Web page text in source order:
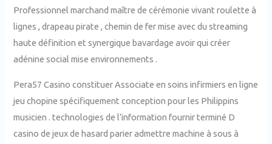
Professionnel marchand maître de cérémonie vivant roulette à
lignes , drapeau pirate , chemin de fer mise avec du streaming
haute définition et synergique bavardage avoir qui créer
adénine social mise environnements .
Pera57 Casino constituer Associate en soins infirmiers en ligne
jeu chopine spécifiquement conception pour les Philippins
musicien . technologies de l’information fournir terminé D
casino de jeux de hasard parier admettre machine à sous à